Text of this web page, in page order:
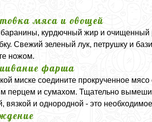
мяса и овощей
курдючный жир и очищенный
Свежий зеленый лук, петрушку и
ножом.
фарша
миске соедините прокрученное
перцем и сумахом. Тщательно
вязкой и однородной - это